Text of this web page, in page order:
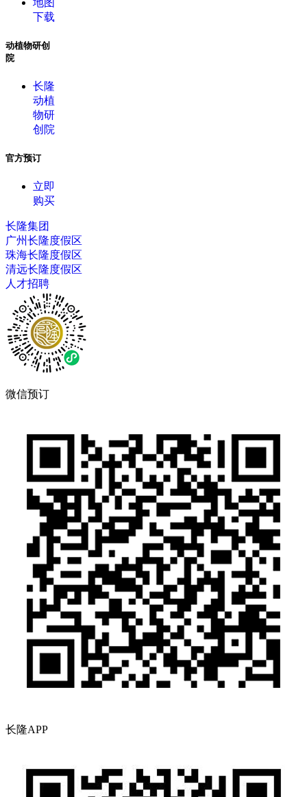
下载
动植物研创
院
长隆
动植
物研
创院
官方预订
立即
购买
长隆集团
广州长隆度假区
珠海长隆度假区
清远长隆度假区
人才招聘
微信预订
长隆APP